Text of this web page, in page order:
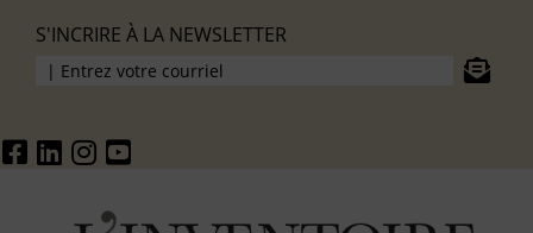
S'INCRIRE À LA NEWSLETTER